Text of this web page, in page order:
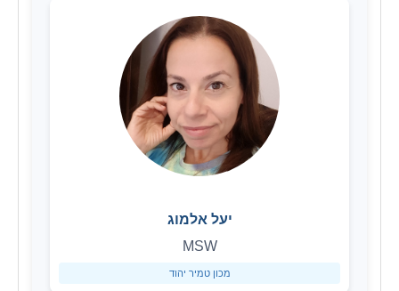
יעל אלמוג
MSW
מכון טמיר יהוד